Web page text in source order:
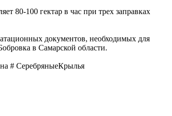
80-100 гектар в час при трех заправках
документов, необходимых для
в Самарской области.
# СеребряныеКрылья